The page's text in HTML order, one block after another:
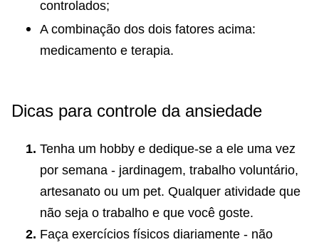
controlados;
A combinação dos dois fatores acima:
medicamento e terapia.
Dicas para controle da ansiedade
Tenha um hobby e dedique-se a ele uma vez
por semana - jardinagem, trabalho voluntário,
artesanato ou um pet. Qualquer atividade que
não seja o trabalho e que você goste.
Faça exercícios físicos diariamente - não